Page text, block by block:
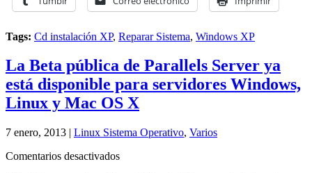
Tags: Cd instalación XP, Reparar Sistema, Windows XP
La Beta pública de Parallels Server ya
está disponible para servidores Windows,
Linux y Mac OS X
7 enero, 2013 | Linux Sistema Operativo, Varios
Comentarios desactivadosen